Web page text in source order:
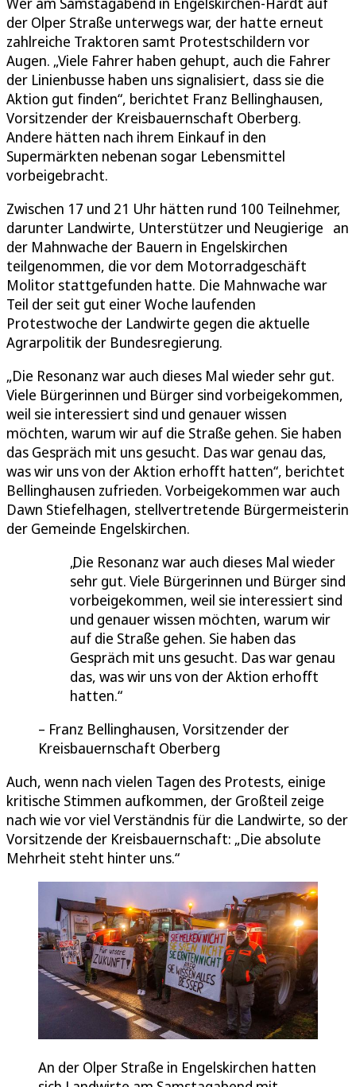
der Olper Straße unterwegs war, der hatte erneut
zahlreiche Traktoren samt Protestschildern vor
Augen. „Viele Fahrer haben gehupt, auch die Fahrer
der Linienbusse haben uns signalisiert, dass sie die
Aktion gut finden“, berichtet Franz Bellinghausen,
Vorsitzender der Kreisbauernschaft Oberberg.
Andere hätten nach ihrem Einkauf in den
Supermärkten nebenan sogar Lebensmittel
vorbeigebracht.
Zwischen 17 und 21 Uhr hätten rund 100 Teilnehmer,
darunter Landwirte, Unterstützer und Neugierige an
der Mahnwache der Bauern in Engelskirchen
teilgenommen, die vor dem Motorradgeschäft
Molitor stattgefunden hatte. Die Mahnwache war
Teil der seit gut einer Woche laufenden
Protestwoche der Landwirte gegen die aktuelle
Agrarpolitik der Bundesregierung.
„Die Resonanz war auch dieses Mal wieder sehr gut.
Viele Bürgerinnen und Bürger sind vorbeigekommen,
weil sie interessiert sind und genauer wissen
möchten, warum wir auf die Straße gehen. Sie haben
das Gespräch mit uns gesucht. Das war genau das,
was wir uns von der Aktion erhofft hatten“, berichtet
Bellinghausen zufrieden. Vorbeigekommen war auch
Dawn Stiefelhagen, stellvertretende Bürgermeisterin
der Gemeinde Engelskirchen.
Die Resonanz war auch dieses Mal wieder
sehr gut. Viele Bürgerinnen und Bürger sind
vorbeigekommen, weil sie interessiert sind
und genauer wissen möchten, warum wir
auf die Straße gehen. Sie haben das
Gespräch mit uns gesucht. Das war genau
das, was wir uns von der Aktion erhofft
hatten.
Franz Bellinghausen, Vorsitzender der
Kreisbauernschaft Oberberg
Auch, wenn nach vielen Tagen des Protests, einige
kritische Stimmen aufkommen, der Großteil zeige
nach wie vor viel Verständnis für die Landwirte, so der
Vorsitzende der Kreisbauernschaft: „Die absolute
Mehrheit steht hinter uns.“
An der Olper Straße in Engelskirchen hatten